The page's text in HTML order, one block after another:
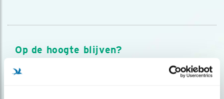
Op de hoogte blijven?
Meld je aan en ontvang nieuws, inspiratie, acties en tips
over vogels en activiteiten van Vogelbescherming.